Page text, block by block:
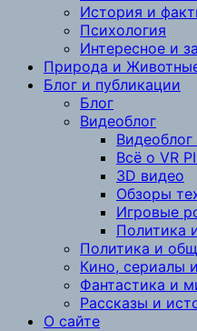
История и
Психология
Интересное и
Природа и
Блог и публикации
Блог
Видеоблог
Всё о VR
3D видео
Обзоры
Игровые
Политика
Политика и
Кино, сериалы
Фантастика и
Рассказы и
О сайте